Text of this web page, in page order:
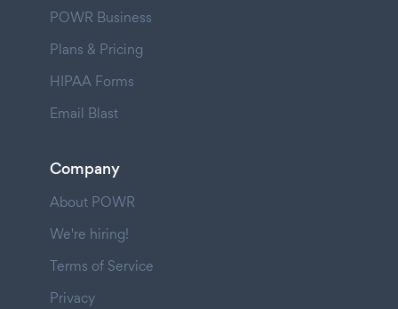
POWR Business
Plans & Pricing
HIPAA Forms
Email Blast
Company
About POWR
We're hiring!
Terms of Service
Privacy